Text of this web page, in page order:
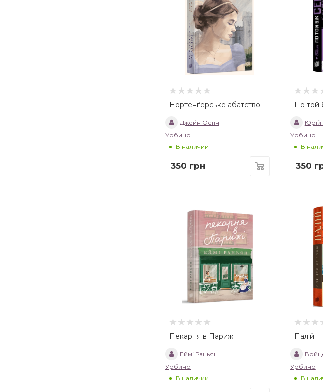
Нортенґерське абатство
Джейн Остін
Урбино
В наличии
350 грн
По той
Юрій
Урбино
В
350
Пекарня в Парижі
Еймі Раньян
Урбино
В наличии
Палій
Урбино
В